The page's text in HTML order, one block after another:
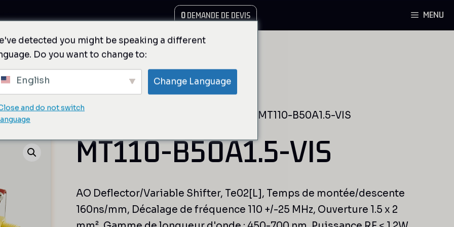
MENU
0DEMANDE DE DEVIS
faible résolution et Shifters de fréquence variable / MT110-B50A1.5-VIS
MT110-B50A1.5-VIS
AO Deflector/Variable Shifter, Te02[L], Temps de montée/descente
160ns/mm, Décalage de fréquence 110 +/-25 MHz, Ouverture 1.5 x 2
detected you might be speaking a different
Do you want to change to:
English Change Language
and do not switch